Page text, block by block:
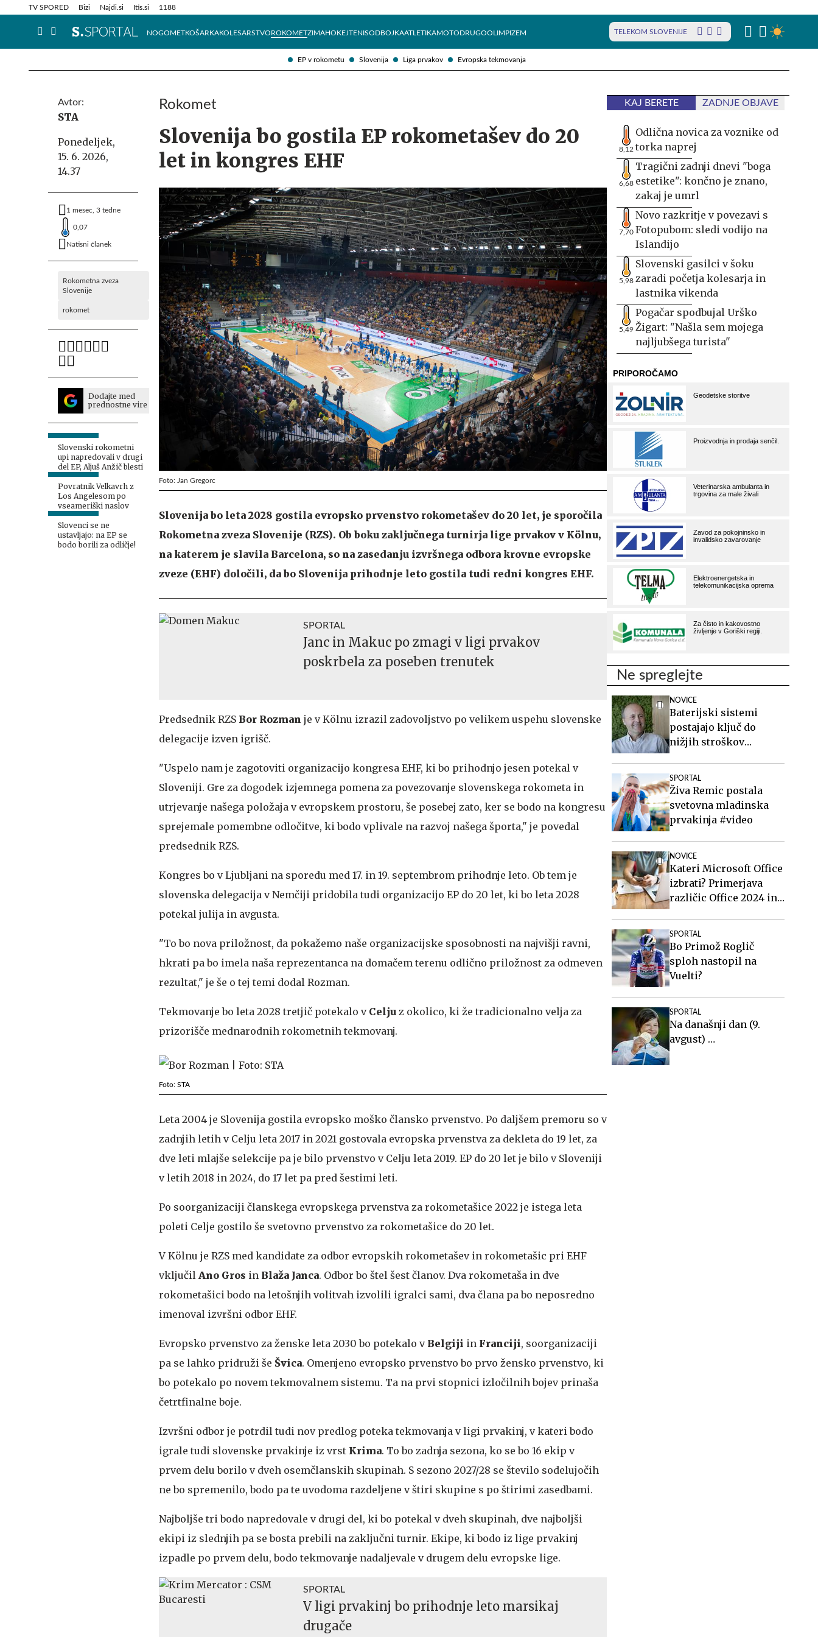
EP v rokometu Slovenija Liga prvakov Evropska tekmovanja
TV SPORED Bizi Najdi.si Itis.si 1188
NOGOMETKOŠARKAKOLESARSTVOROKOMETZIMAHOKEJTENISODBOJKAATLETIKAMOTODRUGOOLIMPIZEM TELEKOM SLOVENIJE
Info in obvestila Tehnik
Avtor:
STA
Ponedeljek,
15. 6. 2026,
14.37
1 mesec, 3 tedne
0,07
Natisni članek
Rokometna zveza
Slovenije
rokomet
Dodajte med
prednostne vire
Slovenski rokometni
upi napredovali v drugi
del EP, Aljuš Anžič blesti
Povratnik Velkavrh z
Los Angelesom po
vseameriški naslov
Slovenci se ne
ustavljajo: na EP se
bodo borili za odličje!
Rokomet
Slovenija bo gostila EP rokometašev do 20
let in kongres EHF
Foto: Jan Gregorc
Slovenija bo leta 2028 gostila evropsko prvenstvo rokometašev do 20 let, je sporočila
Rokometna zveza Slovenije (RZS). Ob boku zaključnega turnirja lige prvakov v Kölnu,
na katerem je slavila Barcelona, so na zasedanju izvršnega odbora krovne evropske
zveze (EHF) določili, da bo Slovenija prihodnje leto gostila tudi redni kongres EHF.
SPORTAL
Janc in Makuc po zmagi v ligi prvakov
poskrbela za poseben trenutek
Predsednik RZS Bor Rozman je v Kölnu izrazil zadovoljstvo po velikem uspehu slovenske
delegacije izven igrišč.
"Uspelo nam je zagotoviti organizacijo kongresa EHF, ki bo prihodnjo jesen potekal v
Sloveniji. Gre za dogodek izjemnega pomena za povezovanje slovenskega rokometa in
utrjevanje našega položaja v evropskem prostoru, še posebej zato, ker se bodo na kongresu
sprejemale pomembne odločitve, ki bodo vplivale na razvoj našega športa," je povedal
predsednik RZS.
Kongres bo v Ljubljani na sporedu med 17. in 19. septembrom prihodnje leto. Ob tem je
slovenska delegacija v Nemčiji pridobila tudi organizacijo EP do 20 let, ki bo leta 2028
potekal julija in avgusta.
"To bo nova priložnost, da pokažemo naše organizacijske sposobnosti na najvišji ravni,
hkrati pa bo imela naša reprezentanca na domačem terenu odlično priložnost za odmeven
rezultat," je še o tej temi dodal Rozman.
Tekmovanje bo leta 2028 tretjič potekalo v Celju z okolico, ki že tradicionalno velja za
prizorišče mednarodnih rokometnih tekmovanj.
Foto: STA
Leta 2004 je Slovenija gostila evropsko moško člansko prvenstvo. Po daljšem premoru so v
zadnjih letih v Celju leta 2017 in 2021 gostovala evropska prvenstva za dekleta do 19 let, za
dve leti mlajše selekcije pa je bilo prvenstvo v Celju leta 2019. EP do 20 let je bilo v Sloveniji
v letih 2018 in 2024, do 17 let pa pred šestimi leti.
Po soorganizaciji članskega evropskega prvenstva za rokometašice 2022 je istega leta
poleti Celje gostilo še svetovno prvenstvo za rokometašice do 20 let.
V Kölnu je RZS med kandidate za odbor evropskih rokometašev in rokometašic pri EHF
vključil Ano Gros in Blaža Janca. Odbor bo štel šest članov. Dva rokometaša in dve
rokometašici bodo na letošnjih volitvah izvolili igralci sami, dva člana pa bo neposredno
imenoval izvršni odbor EHF.
Evropsko prvenstvo za ženske leta 2030 bo potekalo v Belgiji in Franciji, soorganizaciji
pa se lahko pridruži še Švica. Omenjeno evropsko prvenstvo bo prvo žensko prvenstvo, ki
bo potekalo po novem tekmovalnem sistemu. Ta na prvi stopnici izločilnih bojev prinaša
četrtfinalne boje.
Izvršni odbor je potrdil tudi nov predlog poteka tekmovanja v ligi prvakinj, v kateri bodo
igrale tudi slovenske prvakinje iz vrst Krima. To bo zadnja sezona, ko se bo 16 ekip v
prvem delu borilo v dveh osemčlanskih skupinah. S sezono 2027/28 se število sodelujočih
ne bo spremenilo, bodo pa te uvodoma razdeljene v štiri skupine s po štirimi zasedbami.
Najboljše tri bodo napredovale v drugi del, ki bo potekal v dveh skupinah, dve najboljši
ekipi iz slednjih pa se bosta prebili na zaključni turnir. Ekipe, ki bodo iz lige prvakinj
izpadle po prvem delu, bodo tekmovanje nadaljevale v drugem delu evropske lige.
SPORTAL
V ligi prvakinj bo prihodnje leto marsikaj
drugače
KAJ BERETE ZADNJE OBJAVE
8,12
Odlična novica za voznike od
torka naprej
6,68
Tragični zadnji dnevi "boga
estetike": končno je znano,
zakaj je umrl
7,70
Novo razkritje v povezavi s
Fotopubom: sledi vodijo na
Islandijo
5,98
Slovenski gasilci v šoku
zaradi početja kolesarja in
lastnika vikenda
5,49
Pogačar spodbujal Urško
Žigart: "Našla sem mojega
najljubšega turista"
Ne spreglejte
NOVICE
Baterijski sistemi
postajajo ključ do
nižjih stroškov
SPORTAL
Živa Remic postala
svetovna mladinska
prvakinja #video
NOVICE
Kateri Microsoft Office
izbrati? Primerjava
različic Office 2024 in
SPORTAL
Bo Primož Roglič
sploh nastopil na
Vuelti?
SPORTAL
Na današnji dan (9.
avgust) …